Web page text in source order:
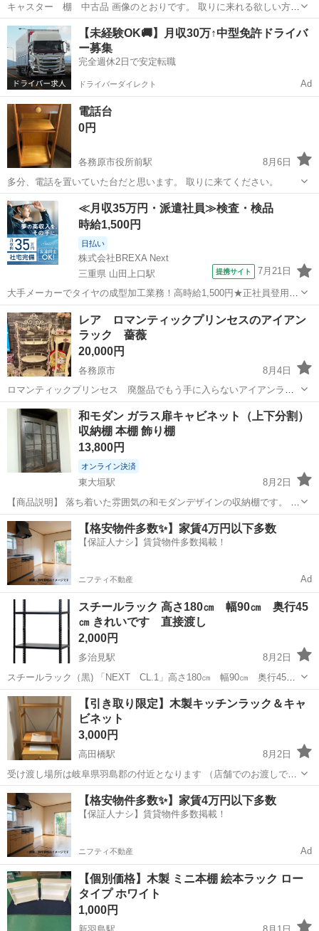
キャスター 棚 中古品 画像のとおりです。 取りに来れる欲しい方い
たらお願いします。 8月18日.8月19日に イオンモール大垣近くまで来
れる方お願いします。
岐阜 岐阜市 切通駅 収納家具
【未経験OK🚚】月収30万↑中型免許ドライバ
ー募集
完全週休2日で安定転職
ドライバーダイレクト Ad
電話台
0円
各務原市役所前駅
8月6日
多分、電話を置いていた台だと思います。 取りに来てください。
岐阜 各務原市 各務原市役所前駅 収納家具
≪月収35万円・派遣社員≫検査・検品
時給1,500円
日払い
株式会社BREXA Next
三重県 山田上口駅
提携サイト 7月21日
大手メーカーでタイヤの成型加工業務！高時給1,500円★正社員登用制
度あり！ワンルーム寮完備！マイカー通勤OK！無料駐車場あり！《三
重県伊勢市》 人気の工場のお仕事 ◇タイヤの製造◇ トラック・バ
ス・RV車用を中心とした...
三重 伊勢市
レア ロマンティックプリンセスのアイアン
ラック 薔薇
20,000円
各務原市
8月4日
ロマンティックプリンセス 廃盤品でもう手に入らないアイアンラッ
クです。 使用に伴うハゲ等あり。 とても丈夫で重量感あり。 サイズ
は画像参照ください。 姫系 プリンセス ホワイト アイアン 薔薇 ロー
ズ 収納ラック
岐阜 各務原市 収納家具
和モダン ガラス扉キャビネット（上下分割）
収納棚 本棚 飾り棚
13,800円
オンライン決済
東大垣駅
8月2日
【商品説明】 落ち着いた雰囲気の和モダンデザインの収納棚です。 ガ
ラス扉付きで見せる収納にも使えます。 上下2分割できるため、搬
出・設置もしやすいです。 奥行きはCDがちょうど収まるサイズ感で、
本棚やコレ...
岐阜 岐阜市 東大垣駅 収納家具
【格安物件多数✨】家賃4万円以下多数
【保証人ナシ】賃貸物件多数掲載！
ニフティ不動産 Ad
スチールラック 高さ180㎝ 幅90㎝ 奥行45
㎝ きれいです 直接渡し
2,000円
多治見駅
8月2日
スチールラック（黒) 「NEXT CL.1」高さ180㎝ 幅90㎝ 奥行45
㎝ （注意：メルカリにも出品していますので、ご希望の際はお問い
合わせ下さい） 直接渡し限定 多治見市精華町 （精華小学校の近
く） ...
岐阜 多治見市 多治見駅 収納家具
【引き取り限定】木製キッチンラック＆キャ
ビネット
3,000円
高田橋駅
8月2日
受け渡し場所は岐阜県羽島郡の付近となります （店舗でのお渡しでは
ないのでご注意ください) ご覧いただきありがとうございます！ 温か
みのある木製のキッチンラック（シェルフ）と、下のキャビネットの
セットです。 収納力があり、炊...
岐阜 岐阜市 高田橋駅 収納家具 商品
【格安物件多数✨】家賃4万円以下多数
【保証人ナシ】賃貸物件多数掲載！
ニフティ不動産 Ad
【個別価格】木製 ミニ本棚 絵本ラック ロー
タイプ ホワイト
1,000円